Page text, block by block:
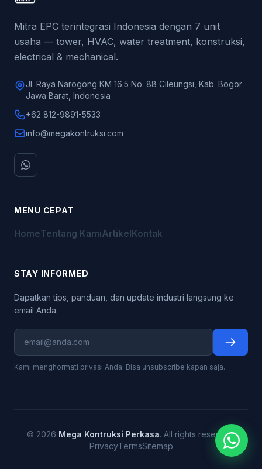
Mitra EPC terintegrasi Indonesia dengan 7 unit
usaha — tower, HVAC, water treatment, konstruksi,
electrical & mechanical.
Jl. Raya Narogong KM 16.5 No. 88 Cileungsi, Kab. Bogor
Jawa Barat, Indonesia
+62 812-9891-5533
info@megakontruksi.com
MENU CEPAT
HomeTentang KamiArtikelKontak
STAY INFORMED
Dapatkan tips, panduan, dan update industri langsung ke
email Anda.
Kami menghormati privasi Anda. Bisa unsubscribe kapan saja.
© 2026 Mega Kontruksi Perkasa. All rights reserved.
PrivacyTermsSitemap